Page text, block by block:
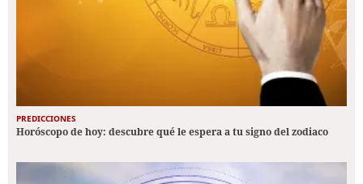
PREDICCIONES
Horóscopo de hoy: descubre qué le espera a tu signo del zodiaco